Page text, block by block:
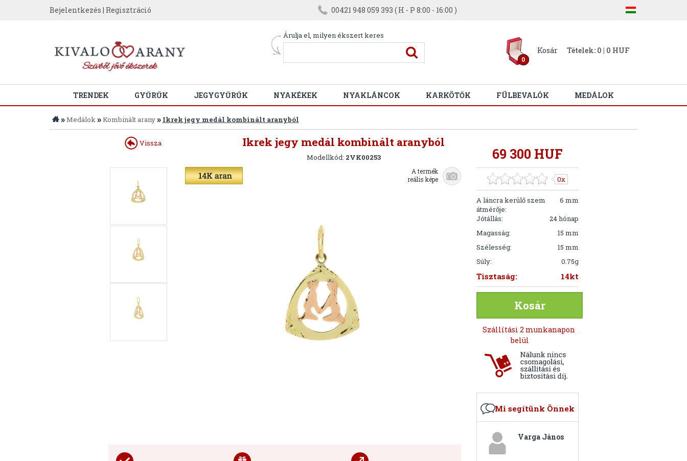
Bejelentkezés | Regisztráció 00421 948 059 393 ( H - P 8:00 - 16:00 )
Árulja el, milyen ékszert keres
0
Kosár Tételek: 0 | 0 HUF
TRENDEK GYŰRŰK JEGYGYŰRŰK NYAKÉKEK NYAKLÁNCOK KARKÖTŐK FÜLBEVALÓK MEDÁLOK
»Medálok»Kombinált arany» Ikrek jegy medál kombinált aranyból
Ikrek jegy medál kombinált aranyból
Modellkód: 2VK00253
Vissza
A termék
reális képe
69 300 HUF
0x
A láncra kerülő szem
átmérője:
6 mm
Jótállás:
24 hónap
Magasság:
15 mm
Szélesség:
15 mm
Súly:
0.75g
Tisztaság: 14kt
Kosár
Szállítási 2 munkanapon
belül
Mi segítünk Önnek
Varga János